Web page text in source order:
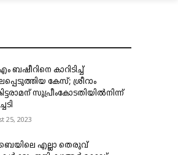
ബഷീറിനെ കാറിടിച്ച്
കേസ്; ശ്രീറാം
സുപ്രീംകോടതിയിൽനിന്ന്
25, 2023
എല്ലാ തെരുവ്